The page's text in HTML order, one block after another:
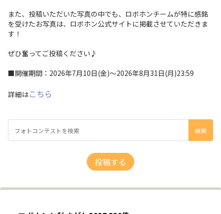
また、投稿いただいた写真の中でも、ロボホンチームが特に感銘
を受けたお写真は、ロボホン公式サイトに掲載させていただきま
す！
ぜひ奮ってご投稿ください♪
■開催期間：2026年7月10日(金)～2026年8月31日(月)23:59
詳細はこちら
投稿する